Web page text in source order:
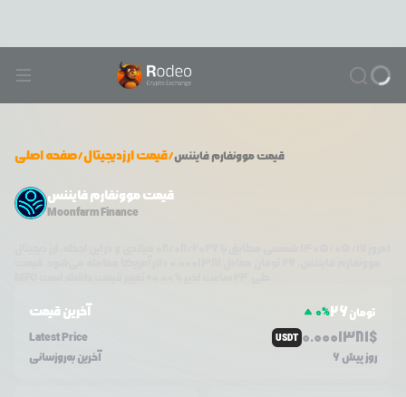
صفحه اصلی/قیمت ارزدیجیتال/ قیمتموونفارم فایننس
قیمت موونفارم فایننس
Moonfarm Finance
آخرین قیمت 0%26تومان
Latest Price
USDT 0.0001381$
آخرین به‌روزسانی 6 روز پیش